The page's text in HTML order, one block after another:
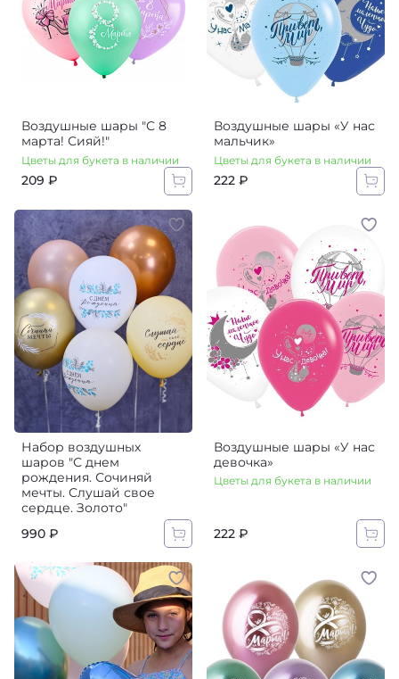
Воздушные шары "С 8
марта! Сияй!"
Цветы для букета в наличии
209 ₽
Воздушные шары «У нас
мальчик»‎
Цветы для букета в наличии
222 ₽
Набор воздушных
шаров "С днем
рождения. Сочиняй
мечты. Слушай свое
сердце. Золото"
990 ₽
Воздушные шары «У нас
девочка»
Цветы для букета в наличии
222 ₽